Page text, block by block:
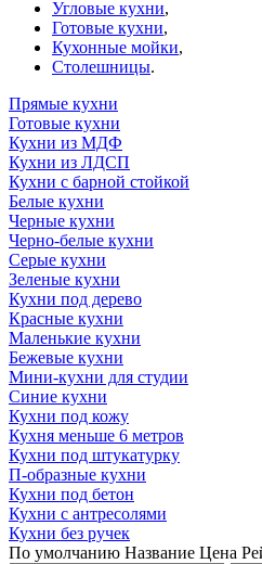
Угловые кухни,
Готовые кухни,
Кухонные мойки,
Столешницы.
Прямые кухни
Готовые кухни
Кухни из МДФ
Кухни из ЛДСП
Кухни с барной стойкой
Белые кухни
Черные кухни
Черно-белые кухни
Серые кухни
Зеленые кухни
Кухни под дерево
Красные кухни
Маленькие кухни
Бежевые кухни
Мини-кухни для студии
Синие кухни
Кухни под кожу
Кухня меньше 6 метров
Кухни под штукатурку
П-образные кухни
Кухни под бетон
Кухни с антресолями
Кухни без ручек
По умолчанию Название Цена